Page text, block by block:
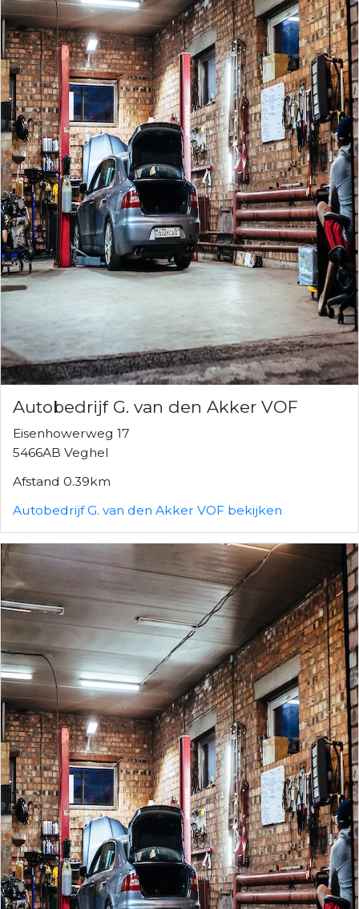
Autobedrijf G. van den Akker VOF
Eisenhowerweg 17
5466AB Veghel
Afstand 0.39km
Autobedrijf G. van den Akker VOF bekijken